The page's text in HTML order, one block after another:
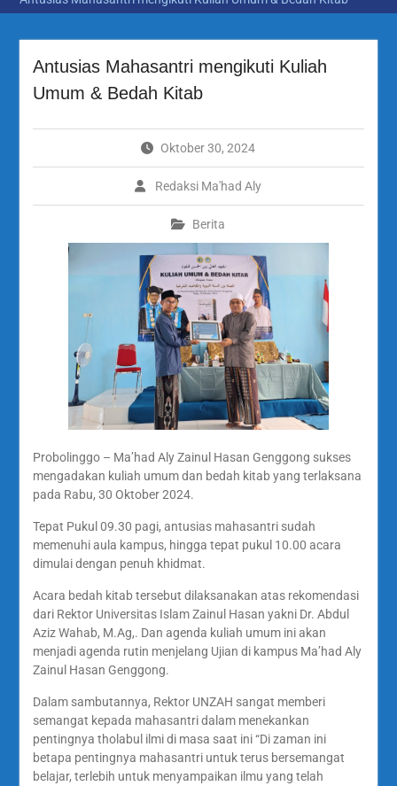
Antusias Mahasantri mengikuti Kuliah
Umum & Bedah Kitab
Oktober 30, 2024
Redaksi Ma'had Aly
Berita
Probolinggo – Ma’had Aly Zainul Hasan Genggong sukses
mengadakan kuliah umum dan bedah kitab yang terlaksana
pada Rabu, 30 Oktober 2024.
Tepat Pukul 09.30 pagi, antusias mahasantri sudah
memenuhi aula kampus, hingga tepat pukul 10.00 acara
dimulai dengan penuh khidmat.
Acara bedah kitab tersebut dilaksanakan atas rekomendasi
dari Rektor Universitas Islam Zainul Hasan yakni Dr. Abdul
Aziz Wahab, M.Ag,. Dan agenda kuliah umum ini akan
menjadi agenda rutin menjelang Ujian di kampus Ma’had Aly
Zainul Hasan Genggong.
Dalam sambutannya, Rektor UNZAH sangat memberi
semangat kepada mahasantri dalam menekankan
pentingnya tholabul ilmi di masa saat ini “Di zaman ini
betapa pentingnya mahasantri untuk terus bersemangat
belajar, terlebih untuk menyampaikan ilmu yang telah